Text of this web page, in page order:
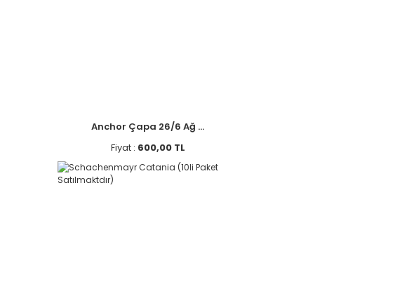
Anchor Çapa 26/6 Ağ ...
Fiyat : 600,00 TL